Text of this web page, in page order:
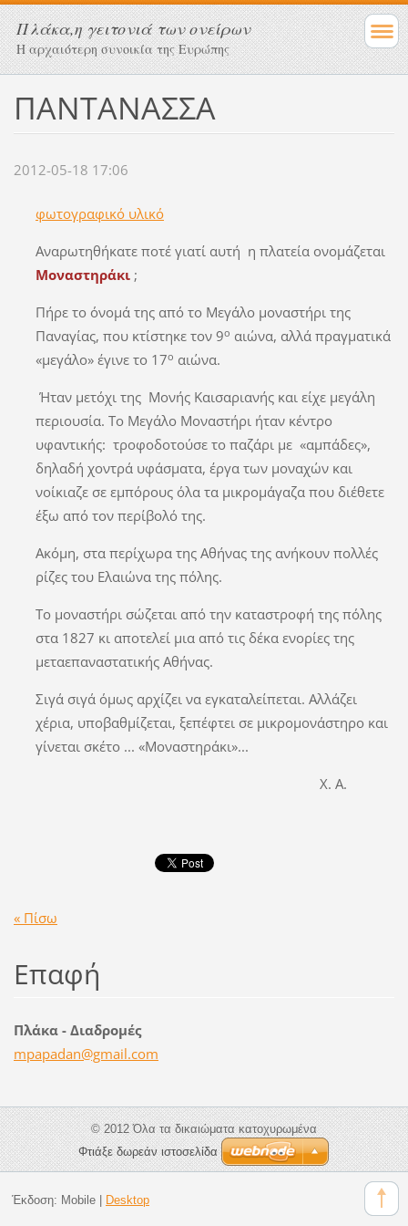
Πλάκα,η γειτονιά των ονείρων
Η αρχαιότερη συνοικία της Ευρώπης
ΠΑΝΤΑΝΑΣΣΑ
2012-05-18 17:06
φωτογραφικό υλικό
Αναρωτηθήκατε ποτέ γιατί αυτή η πλατεία ονομάζεται
Μοναστηράκι ;
Πήρε το όνομά της από το Μεγάλο μοναστήρι της
Παναγίας, που κτίστηκε τον 9ο αιώνα, αλλά πραγματικά
«μεγάλο» έγινε το 17ο αιώνα.
Ήταν μετόχι της Μονής Καισαριανής και είχε μεγάλη
περιουσία. Το Μεγάλο Μοναστήρι ήταν κέντρο
υφαντικής: τροφοδοτούσε το παζάρι με «αμπάδες»,
δηλαδή χοντρά υφάσματα, έργα των μοναχών και
νοίκιαζε σε εμπόρους όλα τα μικρομάγαζα που διέθετε
έξω από τον περίβολό της.
Ακόμη, στα περίχωρα της Αθήνας της ανήκουν πολλές
ρίζες του Ελαιώνα της πόλης.
Το μοναστήρι σώζεται από την καταστροφή της πόλης
στα 1827 κι αποτελεί μια από τις δέκα ενορίες της
μεταεπαναστατικής Αθήνας.
Σιγά σιγά όμως αρχίζει να εγκαταλείπεται. Αλλάζει
χέρια, υποβαθμίζεται, ξεπέφτει σε μικρομονάστηρο και
γίνεται σκέτο ... «Μοναστηράκι»...
Χ. Α.
« Πίσω
Επαφή
Πλάκα - Διαδρομές
mpapadan@gmail.com
© 2012 Όλα τα δικαιώματα κατοχυρωμένα
Φτιάξε δωρεάν ιστοσελίδα
Έκδοση: Mobile| Desktop